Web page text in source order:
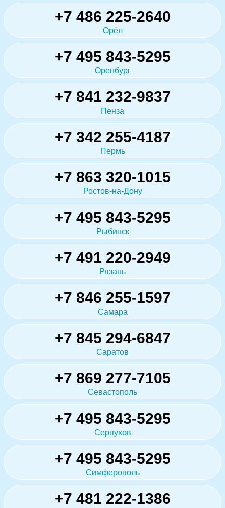
+7 486 225-2640
Орёл
+7 495 843-5295
Оренбург
+7 841 232-9837
Пенза
+7 342 255-4187
Пермь
+7 863 320-1015
Ростов-на-Дону
+7 495 843-5295
Рыбинск
+7 491 220-2949
Рязань
+7 846 255-1597
Самара
+7 845 294-6847
Саратов
+7 869 277-7105
Севастополь
+7 495 843-5295
Серпухов
+7 495 843-5295
Симферополь
+7 481 222-1386